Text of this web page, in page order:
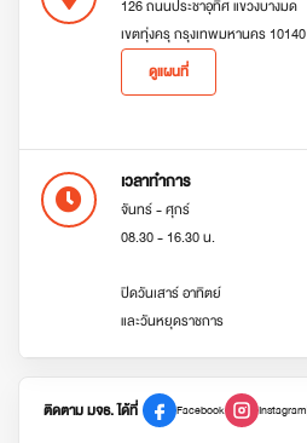
126 ถนนประชาอุทิศ แขวงบางมด
เขตทุ่งครุ กรุงเทพมหานคร 10140
ดูแผนที่
เวลาทำการ
จันทร์ - ศุกร์
08.30 - 16.30 น.
ปิดวันเสาร์ อาทิตย์
และวันหยุดราชการ
ติดตาม มจธ. ได้ที่ Facebook Instagram